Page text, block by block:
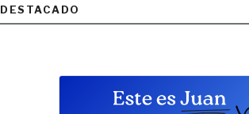
DESTACADO